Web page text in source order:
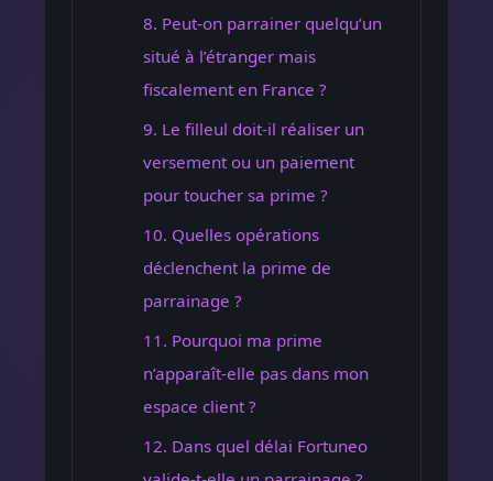
8. Peut-on parrainer quelqu’un
situé à l’étranger mais
fiscalement en France ?
9. Le filleul doit-il réaliser un
versement ou un paiement
pour toucher sa prime ?
10. Quelles opérations
déclenchent la prime de
parrainage ?
11. Pourquoi ma prime
n’apparaît-elle pas dans mon
espace client ?
12. Dans quel délai Fortuneo